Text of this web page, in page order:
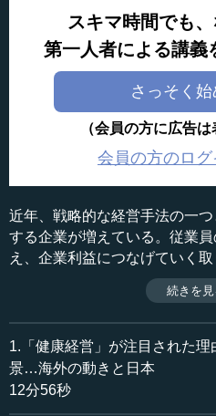
スキマ時間でも
第一人者による講義
さっそく
（会員の方に広告は
会員の方のロ
近年、戦略的な経営手法の一
する企業が増えている。従業
え、企業利益につなげていく
もともと海外から来た概念だ
なった背景にはどのようなこ
29日開催日本ビジネス協会
＜リモート講演＞「健康経営を
みで実践する」より、全5話中
収録日：2021年7月29日
追加日：2021年11月10日
カテゴリー：
ビジネス・経営
続きを
1.「健康経営」が注目された理
景…海外の動きと日本
12分56秒